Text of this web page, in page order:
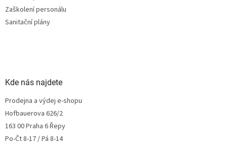
Zaškolení personálu
Sanitační plány
Kde nás najdete
Prodejna a výdej e-shopu
Hofbauerova 626/2
163 00 Praha 6 Řepy
Po-Čt 8-17 / Pá 8-14